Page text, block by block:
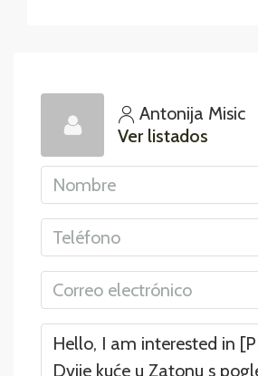
Antonija Misic
Ver listados